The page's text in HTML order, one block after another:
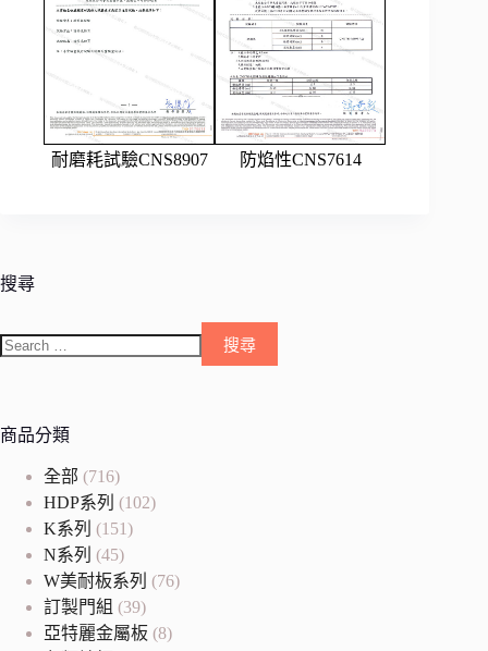
耐磨耗試驗CNS8907 防焰性CNS7614
搜尋
商品分類
全部 (716)
HDP系列 (102)
K系列 (151)
N系列 (45)
W美耐板系列 (76)
訂製門組 (39)
亞特麗金屬板 (8)